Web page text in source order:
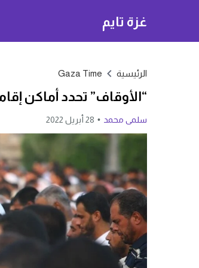
غزة تايم
الرئيسية Gaza Time
“الأوقاف” تحدد أماكن
سلمى محمد 28 أبريل 2022